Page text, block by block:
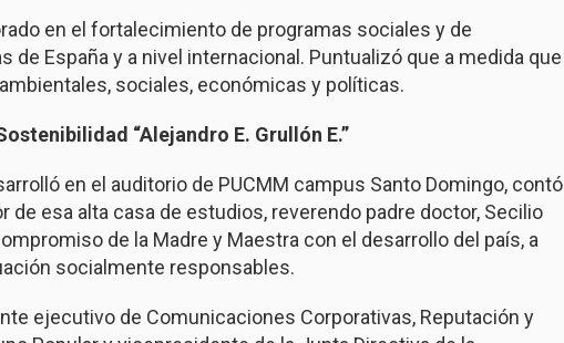
en el fortalecimiento de programas sociales y de
de España y a nivel internacional. Puntualizó que a medida que
sociales, económicas y políticas.
“Alejandro E. Grullón E.”
en el auditorio de PUCMM campus Santo Domingo, contó
de esa alta casa de estudios, reverendo padre doctor, Secilio
de la Madre y Maestra con el desarrollo del país, a
socialmente responsables.
ejecutivo de Comunicaciones Corporativas, Reputación y